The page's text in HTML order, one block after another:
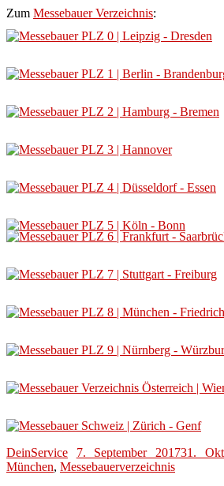
Zum Messebauer Verzeichnis:
DeinService 7. September 201731.
München, Messebauerverzeichnis